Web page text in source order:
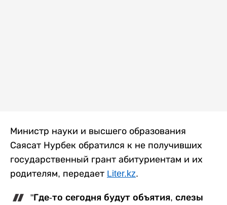
Министр науки и высшего образования
Саясат Нурбек обратился к не получивших
государственный грант абитуриентам и их
родителям, передает Liter.kz.
"Где-то сегодня будут объятия, слезы